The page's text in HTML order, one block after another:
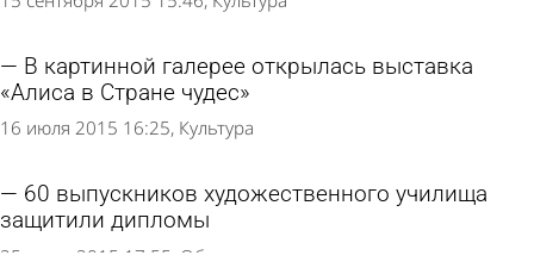
В картинной галерее открылась выставка
«Алиса в Стране чудес»
16 июля 2015 16:25 Культура
60 выпускников художественного училища
защитили дипломы
25 июня 2015 17:55 Общество